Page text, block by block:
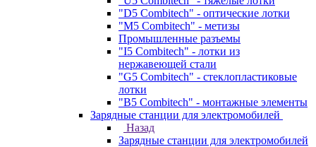
"D5 Combitech" - оптические лотки
"M5 Combitech" - метизы
Промышленные разъемы
"I5 Combitech" - лотки из
нержавеющей стали
"G5 Combitech" - стеклопластиковые
лотки
"B5 Combitech" - монтажные элементы
Зарядные станции для электромобилей
Назад
Зарядные станции для электромобилей